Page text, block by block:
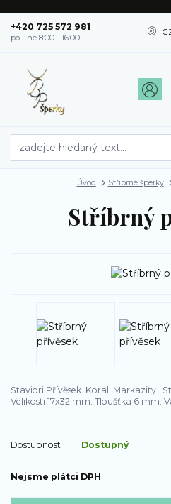
+420 725 572 981
po - ne 8:00 - 16:00
Úvod Stříbrné šperky
Stříbrný
Staviori Přívěsek. Koral. Markazity .
Velikosti 17x32 mm. Tloušťka 6 mm.
Dostupnost Dostupný
Nejsme plátci DPH